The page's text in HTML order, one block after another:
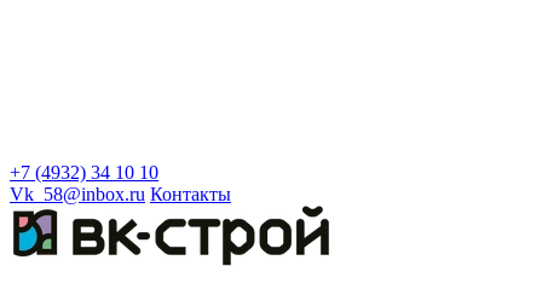
+7 (4932) 34 10 10
Vk_58@inbox.ru Контакты